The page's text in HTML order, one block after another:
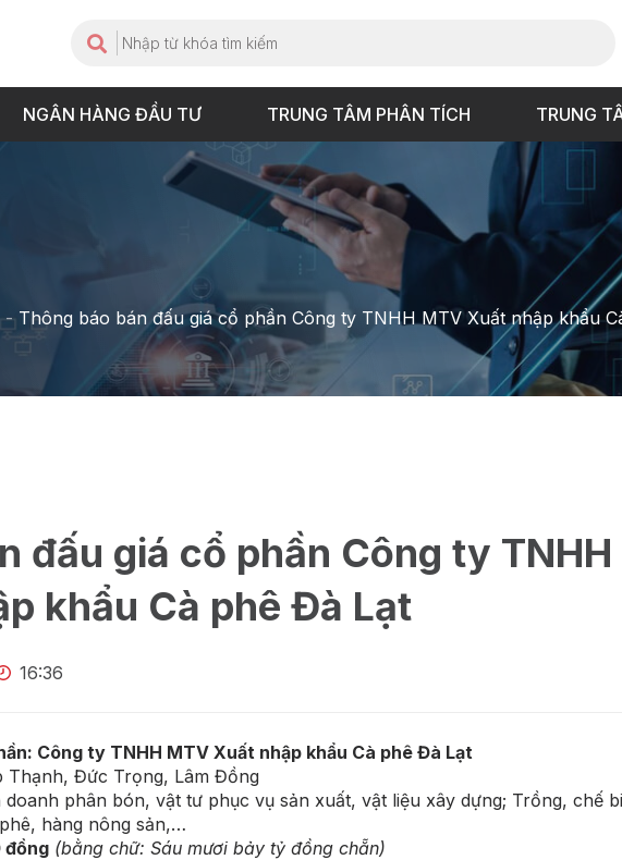
NGÂN HÀNG ĐẦU TƯ TRUNG TÂM PHÂN TÍCH TRUNG
- Thông báo bán đấu giá cổ phần Công ty TNHH MTV Xuất nhập khẩu
đấu giá cổ phần Công ty TNHH
khẩu Cà phê Đà Lạt
16:36
Công ty TNHH MTV Xuất nhập khẩu Cà phê Đà Lạt
Thạnh, Đức Trọng, Lâm Đồng
phân bón, vật tư phục vụ sản xuất, vật liệu xây dựng; Trồng, chế
hàng nông sản,…
(bằng chữ: Sáu mươi bảy tỷ đồng chẵn)